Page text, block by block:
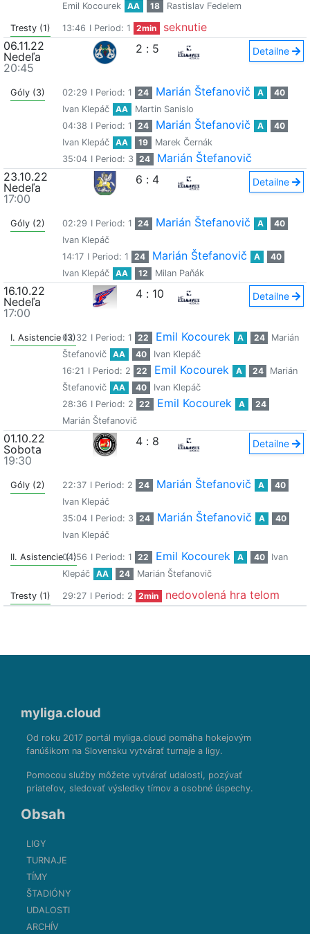
Emil Kocourek
AA 18 Rastislav Fedelem
Tresty (1) 13:46 I Period: 1 2min
seknutie
06.11.22
Nedeľa
20:45
2 : 5 Detailne
Góly (3) 02:29 I Period: 1 24 Marián Štefanovič A
40
Ivan Klepáč
AA
Martin Sanislo
04:38 I Period: 1 24 Marián Štefanovič A
40
Ivan Klepáč
AA 19
Marek Černák
35:04 I Period: 3 24
Marián Štefanovič
23.10.22
Nedeľa
17:00
6 : 4 Detailne
Góly (2) 02:29 I Period: 1 24 Marián Štefanovič A
40
Ivan Klepáč
14:17 I Period: 1 24 Marián Štefanovič A
40
Ivan Klepáč
AA 12 Milan Paňák
16.10.22
Nedeľa
17:00
4 : 10 Detailne
I. Asistencie (3)02:32 I Period: 1 22 Emil Kocourek A 24
Marián
Štefanovič
AA 40
Ivan Klepáč
16:21 I Period: 2 22 Emil Kocourek A 24
Marián
Štefanovič
AA 40
Ivan Klepáč
28:36 I Period: 2 22 Emil Kocourek A
24
Marián Štefanovič
01.10.22
Sobota
19:30
4 : 8 Detailne
Góly (2) 22:37 I Period: 2 24 Marián Štefanovič A
40
Ivan Klepáč
35:04 I Period: 3 24 Marián Štefanovič A
40
Ivan Klepáč
II. Asistencie (1)
04:56 I Period: 1 22 Emil Kocourek A 40
Ivan
Klepáč
AA 24 Marián Štefanovič
Tresty (1) 29:27 I Period: 2 2min nedovolená hra telom
myliga.cloud
Od roku 2017 portál myliga.cloud pomáha hokejovým
fanúšikom na Slovensku vytvárať turnaje a ligy.
Pomocou služby môžete vytvárať udalosti, pozývať
priateľov, sledovať výsledky tímov a osobné úspechy.
Obsah
LIGY
TURNAJE
TÍMY
ŠTADIÓNY
UDALOSTI
ARCHÍV